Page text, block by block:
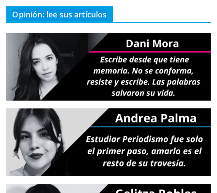
Opinión: lee sus artículos